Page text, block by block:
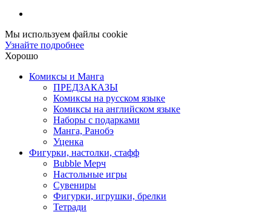
Мы используем файлы cookie
Узнайте подробнее
Хорошо
Комиксы и Манга
ПРЕДЗАКАЗЫ
Комиксы на русском языке
Комиксы на английском языке
Наборы с подарками
Манга, Ранобэ
Уценка
Фигурки, настолки, стафф
Bubble Мерч
Настольные игры
Сувениры
Фигурки, игрушки, брелки
Тетради